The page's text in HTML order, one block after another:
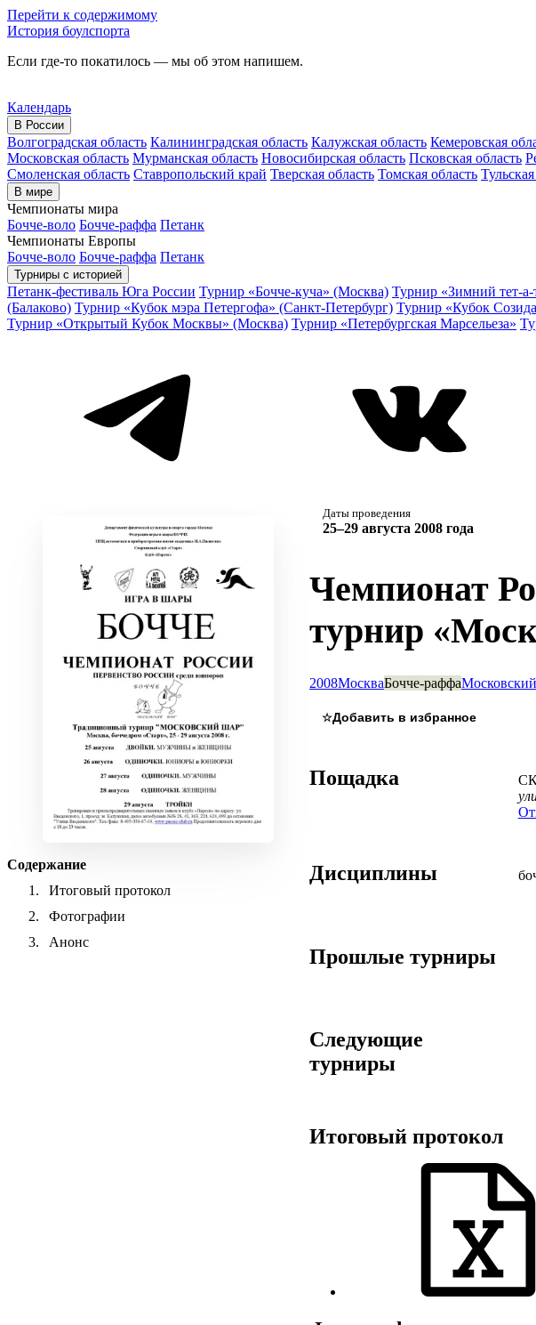
Перейти к содержимому
История боулспорта
Если где-то покатилось — мы об этом напишем.
Календарь
В России
Волгоградская область Калининградская область Калужская область Кемеровская
Московская область Мурманская область Новосибирская область Псковская область
Смоленская область Ставропольский край Тверская область Томская область
В мире
Чемпионаты мира
Бочче-воло Бочче-раффа Петанк
Чемпионаты Европы
Бочче-воло Бочче-раффа Петанк
Турниры с историей
Петанк-фестиваль Юга России Турнир «Бочче-куча» (Москва) Турнир «Зимний тет-а-
(Балаково) Турнир «Кубок мэра Петергофа» (Санкт-Петербург) Турнир «Кубок
Турнир «Открытый Кубок Москвы» (Москва) Турнир «Петербургская Марсельеза»
Содержание
Итоговый протокол
Фотографии
Анонс
Даты проведения
25–29 августа 2008 года
Чемпионат
турнир
2008МоскваБочче-раффа
☆
Пощадка
СК
Дисциплины
Прошлые турниры
Следующие
турниры
Итоговый протокол